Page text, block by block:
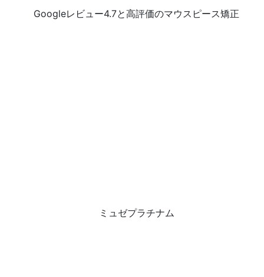
Googleレビュー4.7と高評価のマウスピース矯正
ミュゼプラチナム